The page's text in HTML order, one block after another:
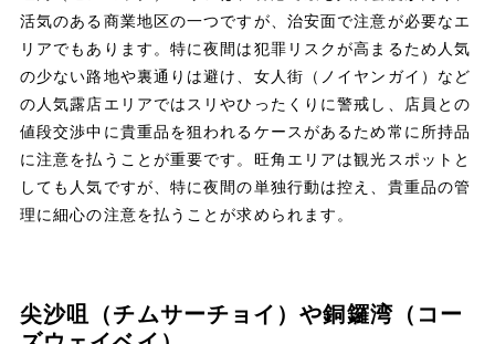
活気のある商業地区の一つですが、治安面で注意が必要なエ
リアでもあります。特に夜間は犯罪リスクが高まるため人気
の少ない路地や裏通りは避け、女人街（ノイヤンガイ）など
の人気露店エリアではスリやひったくりに警戒し、店員との
値段交渉中に貴重品を狙われるケースがあるため常に所持品
に注意を払うことが重要です。旺角エリアは観光スポットと
しても人気ですが、特に夜間の単独行動は控え、貴重品の管
理に細心の注意を払うことが求められます。
尖沙咀（チムサーチョイ）や銅鑼湾（コー